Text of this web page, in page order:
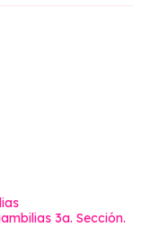
3a. Sección.